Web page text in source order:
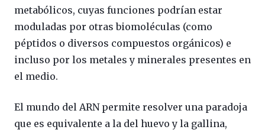
metabólicos, cuyas funciones podrían estar
moduladas por otras biomoléculas (como
péptidos o diversos compuestos orgánicos) e
incluso por los metales y minerales presentes en
el medio.
El mundo del ARN permite resolver una paradoja
que es equivalente a la del huevo y la gallina,